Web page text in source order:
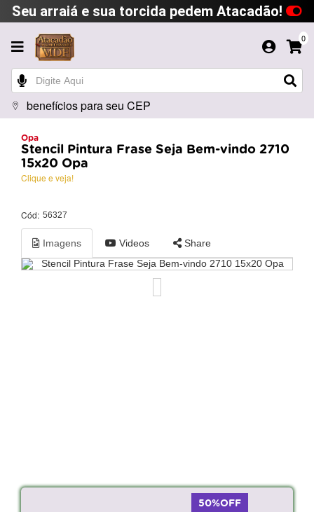
Seu arraiá e sua torcida pedem Atacadão!
0
benefícios para seu CEP
Opa
Stencil Pintura Frase Seja Bem-vindo 2710
15x20 Opa
Clique e veja!
Cód: 56327
Imagens Videos Share
50%OFF